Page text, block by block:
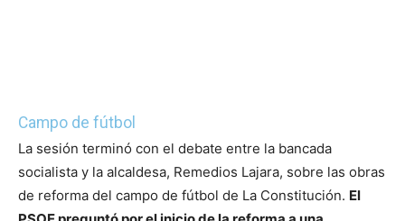
Campo de fútbol
La sesión terminó con el debate entre la bancada
socialista y la alcaldesa, Remedios Lajara, sobre las obras
de reforma del campo de fútbol de La Constitución. El